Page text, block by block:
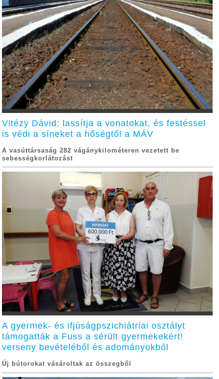
Vitézy Dávid: lassítja a vonatokat, és festéssel
is védi a síneket a hőségtől a MÁV
A vasúttársaság 282 vágánykilométeren vezetett be
sebességkorlátozást
A gyermek- és ifjúságpszichiátriai osztályt
támogatták a Fuss a sérült gyermekekért!
verseny bevételéből és adományokból
Új bútorokat vásároltak az összegből